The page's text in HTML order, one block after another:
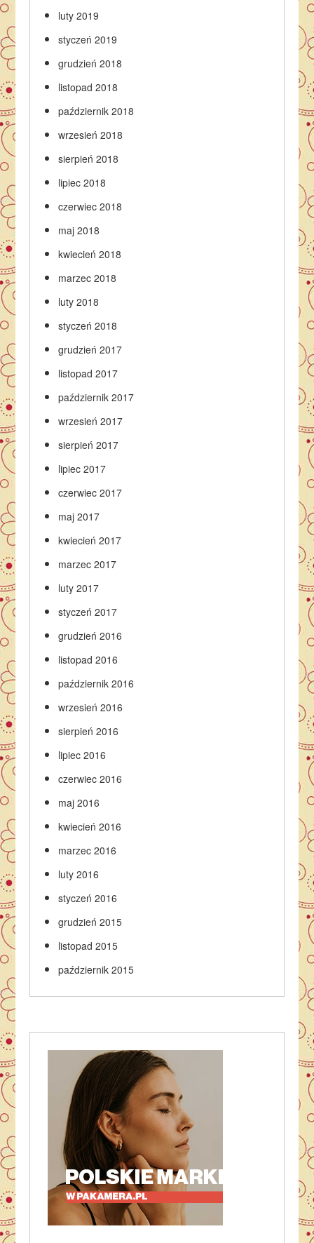
luty 2019
styczeń 2019
grudzień 2018
listopad 2018
październik 2018
wrzesień 2018
sierpień 2018
lipiec 2018
czerwiec 2018
maj 2018
kwiecień 2018
marzec 2018
luty 2018
styczeń 2018
grudzień 2017
listopad 2017
październik 2017
wrzesień 2017
sierpień 2017
lipiec 2017
czerwiec 2017
maj 2017
kwiecień 2017
marzec 2017
luty 2017
styczeń 2017
grudzień 2016
listopad 2016
październik 2016
wrzesień 2016
sierpień 2016
lipiec 2016
czerwiec 2016
maj 2016
kwiecień 2016
marzec 2016
luty 2016
styczeń 2016
grudzień 2015
listopad 2015
październik 2015